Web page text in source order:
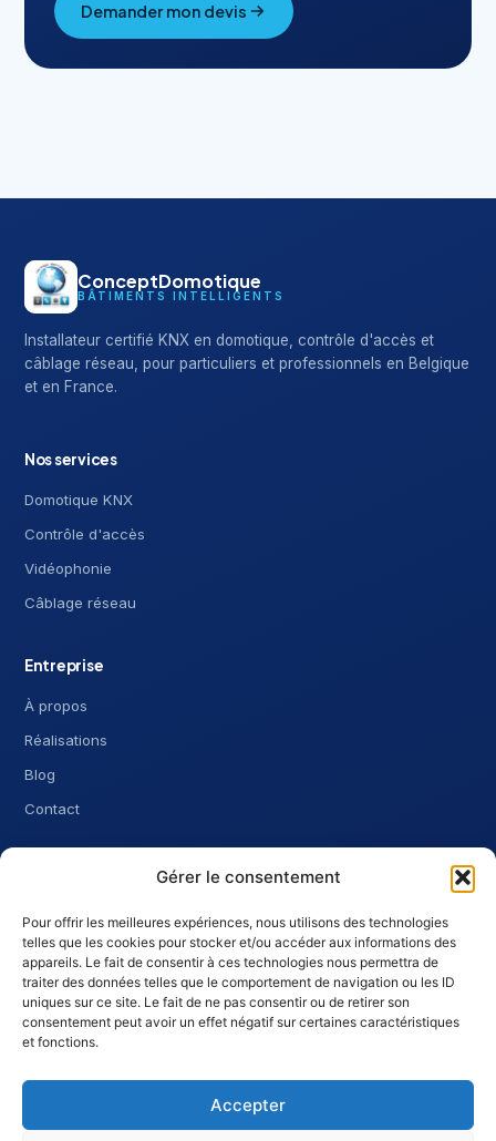
Gérer le consentement
Pour offrir les meilleures expériences, nous utilisons des technologies
telles que les cookies pour stocker et/ou accéder aux informations des
appareils. Le fait de consentir à ces technologies nous permettra de
traiter des données telles que le comportement de navigation ou les ID
uniques sur ce site. Le fait de ne pas consentir ou de retirer son
consentement peut avoir un effet négatif sur certaines caractéristiques
et fonctions.
Accepter
Demander mon devis
ConceptDomotique
BÂTIMENTS INTELLIGENTS
Installateur certifié KNX en domotique, contrôle d'accès et
câblage réseau, pour particuliers et professionnels en Belgique
et en France.
Nos services
Domotique KNX
Contrôle d'accès
Vidéophonie
Câblage réseau
Entreprise
À propos
Réalisations
Blog
Contact
guillaume@conceptdomotique.be
Rue Camille Bouyère 53
7070 Mignault, Belgique
BCE 0691.578.821